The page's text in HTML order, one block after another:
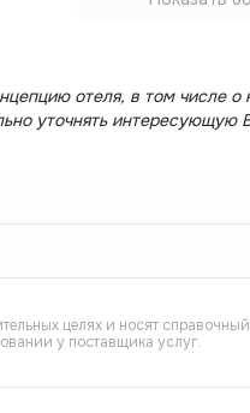
отеля, в том числе
уточнять
целях и носят справочный
у поставщика услуг.